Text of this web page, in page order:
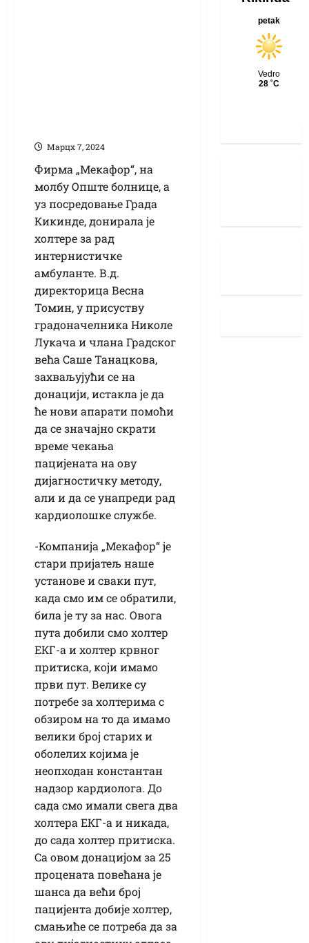
Марцх 7, 2024
Фирма „Мекафор“, на
молбу Опште болнице, а
уз посредовање Града
Кикинде, донирала је
холтере за рад
интернистичке
амбуланте. В.д.
директорица Весна
Томин, у присуству
градоначелника Николе
Лукача и члана Градског
већа Саше Танацкова,
захваљујући се на
донацији, истакла је да
ће нови апарати помоћи
да се значајно скрати
време чекања
пацијената на ову
дијагностичку методу,
али и да се унапреди рад
кардиолошке службе.
-Компанија „Мекафор“ је
стари пријатељ наше
установе и сваки пут,
када смо им се обратили,
била је ту за нас. Овога
пута добили смо холтер
ЕКГ-а и холтер крвног
притиска, који имамо
први пут. Велике су
потребе за холтерима с
обзиром на то да имамо
велики број старих и
оболелих којима је
неопходан константан
надзор кардиолога. До
сада смо имали свега два
холтера ЕКГ-а и никада,
до сада холтер притиска.
Са овом донацијом за 25
процената повећана је
шанса да већи број
пацијента добије холтер,
смањиће се потреба да за